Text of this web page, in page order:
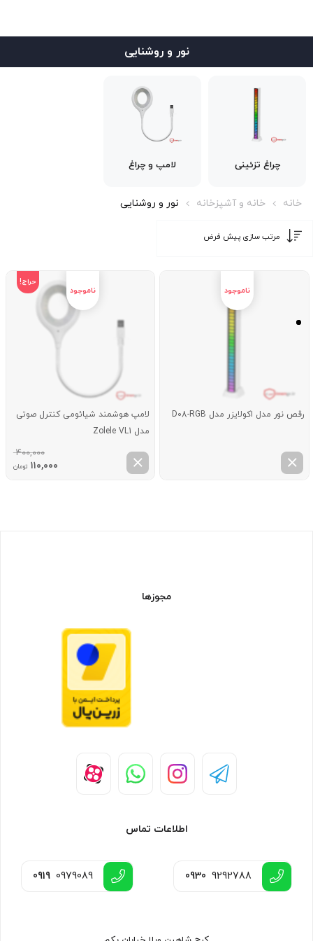
نور و روشنایی
چراغ تزئینی لامپ و چراغ
خانه خانه و آشپزخانه نور و روشنایی
رقص نور مدل اکولایزر مدل D08-RGB
حراج!
لامپ هوشمند شیائومی کنترل صوتی
مدل Zolele VL1
۴۰۰,۰۰۰
قیمت
۱۱۰,۰۰۰ تومان
مجوزها
اطلاعات تماس
0930 9292788
0919 0979089